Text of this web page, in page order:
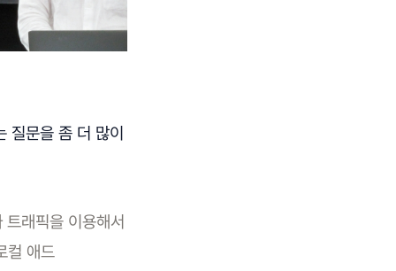
질문을 좀 더 많이
래픽을 이용해서
컬 애드